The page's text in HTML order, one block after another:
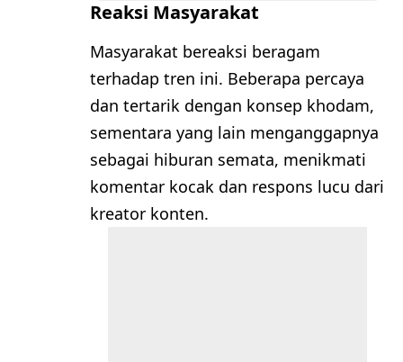
Reaksi Masyarakat
Masyarakat bereaksi beragam
terhadap tren ini. Beberapa percaya
dan tertarik dengan konsep khodam,
sementara yang lain menganggapnya
sebagai hiburan semata, menikmati
komentar kocak dan respons lucu dari
kreator konten.